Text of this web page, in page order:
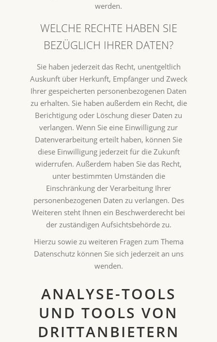
werden.
WELCHE RECHTE HABEN SIE
BEZÜGLICH IHRER DATEN?
Sie haben jederzeit das Recht, unentgeltlich
Auskunft über Herkunft, Empfänger und Zweck
Ihrer gespeicherten personenbezogenen Daten
zu erhalten. Sie haben außerdem ein Recht, die
Berichtigung oder Löschung dieser Daten zu
verlangen. Wenn Sie eine Einwilligung zur
Datenverarbeitung erteilt haben, können Sie
diese Einwilligung jederzeit für die Zukunft
widerrufen. Außerdem haben Sie das Recht,
unter bestimmten Umständen die
Einschränkung der Verarbeitung Ihrer
personenbezogenen Daten zu verlangen. Des
Weiteren steht Ihnen ein Beschwerderecht bei
der zuständigen Aufsichtsbehörde zu.
Hierzu sowie zu weiteren Fragen zum Thema
Datenschutz können Sie sich jederzeit an uns
wenden.
ANALYSE-TOOLS
UND TOOLS VON
DRITT­ANBIETERN